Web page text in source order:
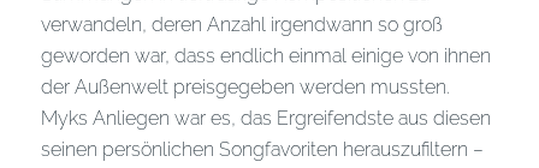
verwandeln, deren Anzahl irgendwann so groß
geworden war, dass endlich einmal einige von ihnen
der Außenwelt preisgegeben werden mussten.
Myks Anliegen war es, das Ergreifendste aus diesen
seinen persönlichen Songfavoriten herauszufiltern –